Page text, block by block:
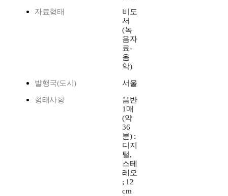
자료형태
비도
서
(녹
음자
료-
음
악)
발행국(도시) 서울
형태사항
음반
1매
(약
36
분) :
디지
털,
스테
레오
; 12
cm